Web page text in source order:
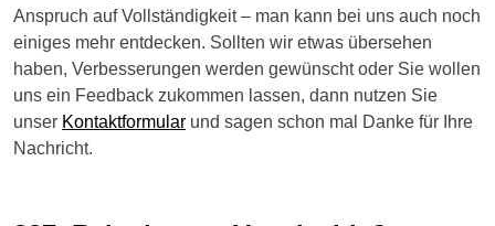
Anspruch auf Vollständigkeit – man kann bei uns auch noch
einiges mehr entdecken. Sollten wir etwas übersehen
haben, Verbesserungen werden gewünscht oder Sie wollen
uns ein Feedback zukommen lassen, dann nutzen Sie
unser Kontaktformular und sagen schon mal Danke für Ihre
Nachricht.